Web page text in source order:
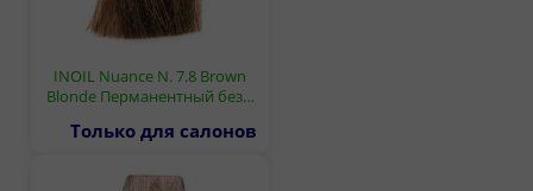
INOIL Nuance N. 7.8 Brown
Blonde Перманентный без…
Только для салонов